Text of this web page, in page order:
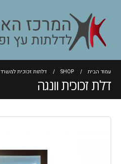
עמוד הבית SHOP דלתות זכוכית למשרד
דלת זכוכית וונגה